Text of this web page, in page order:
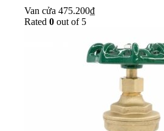
Van cửa 475.200₫
Rated 0 out of 5